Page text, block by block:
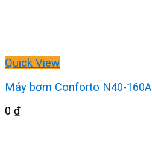
Quick View
Máy bơm Conforto N40-160A
0 ₫